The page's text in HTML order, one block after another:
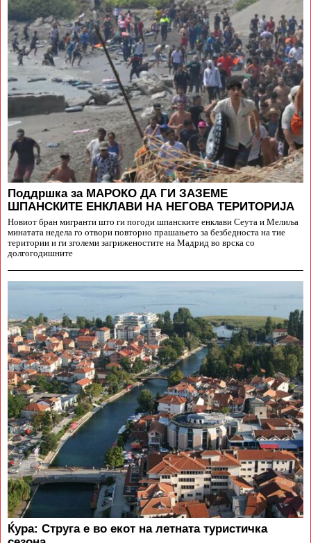
Поддршка за МАРОКО ДА ГИ ЗАЗЕМЕ
ШПАНСКИТЕ ЕНКЛАВИ НА НЕГОВА ТЕРИТОРИЈА
Новиот бран мигранти што ги погоди шпанските енклави Сеута и Мелиља
минатата недела го отвори повторно прашањето за безбедноста на тие
територии и ги зголеми загриженостите на Мадрид во врска со
долгогодишните
Ќура: Струга е во екот на летната туристичка